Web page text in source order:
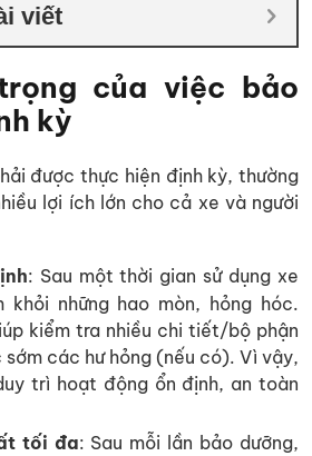
viết
của việc bảo
kỳ
được thực hiện định kỳ, thường
lợi ích lớn cho cả xe và người
: Sau một thời gian sử dụng xe
khỏi những hao mòn, hỏng hóc.
kiểm tra nhiều chi tiết/bộ phận
sớm các hư hỏng (nếu có). Vì vậy,
trì hoạt động ổn định, an toàn
tối đa: Sau mỗi lần bảo dưỡng,